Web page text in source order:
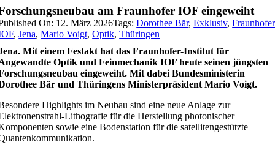
am Fraunhofer IOF eingeweiht
On: 12. März 2026Tags:Dorothee Bär,Exklusiv,Fraunhofer
,Jena,Mario Voigt,Optik,Thüringen
Mit einem Festakt hat das Fraunhofer-Institut für
Optik und Feinmechanik IOF heute seinen jüngsten
eingeweiht. Mit dabei Bundesministerin
Bär und Thüringens Ministerpräsident Mario Voigt.
Highlights im Neubau sind eine neue Anlage zur
Lithografie für die Herstellung photonischer
sowie eine Bodenstation für die satellitengestützte